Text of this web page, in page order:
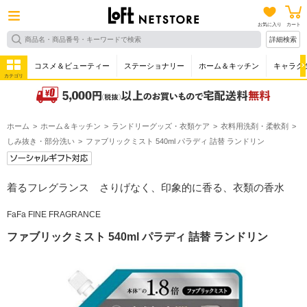
お気に入り カート
詳細検索
カテゴリ
コスメ＆ビューティー ステーショナリー ホーム＆キッチン キャラク
ホーム ホーム＆キッチン ランドリーグッズ・衣類ケア
衣料用洗剤・柔軟剤
しみ抜き・部分洗い
ファブリックミスト 540ml パラディ 詰替 ランドリン
着るフレグランス さりげなく、印象的に香る、衣類の香水
FaFa FINE FRAGRANCE
ファブリックミスト 540ml パラディ 詰替 ランドリン